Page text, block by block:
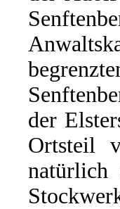
der
Ortsteil
natürlich